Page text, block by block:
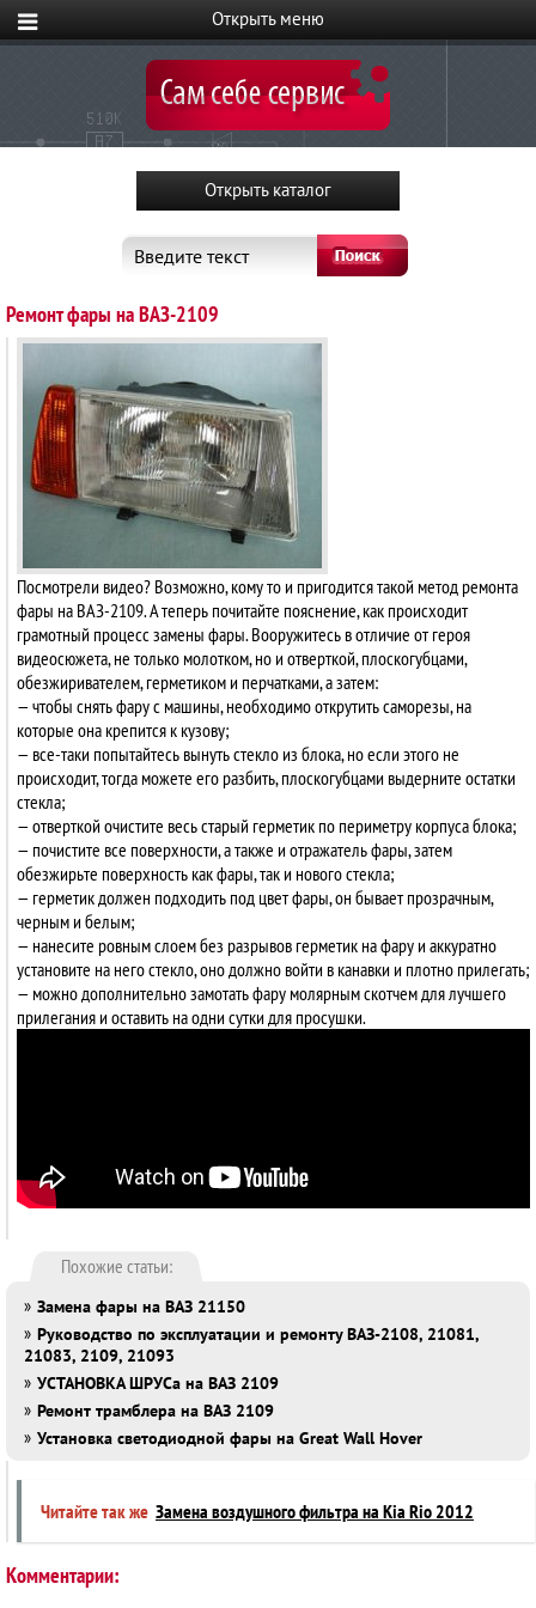
Введите текст
Ремонт фары на ВАЗ-2109
Посмотрели видео? Возможно, кому то и пригодится такой метод ремонта
фары на ВАЗ-2109. А теперь почитайте пояснение, как происходит
грамотный процесс замены фары. Вооружитесь в отличие от героя
видеосюжета, не только молотком, но и отверткой, плоскогубцами,
обезжиривателем, герметиком и перчатками, а затем:
— чтобы снять фару с машины, необходимо открутить саморезы, на
которые она крепится к кузову;
— все-таки попытайтесь вынуть стекло из блока, но если этого не
происходит, тогда можете его разбить, плоскогубцами выдерните остатки
стекла;
— отверткой очистите весь старый герметик по периметру корпуса блока;
— почистите все поверхности, а также и отражатель фары, затем
обезжирьте поверхность как фары, так и нового стекла;
— герметик должен подходить под цвет фары, он бывает прозрачным,
черным и белым;
— нанесите ровным слоем без разрывов герметик на фару и аккуратно
установите на него стекло, оно должно войти в канавки и плотно прилегать;
— можно дополнительно замотать фару молярным скотчем для лучшего
прилегания и оставить на одни сутки для просушки.
Похожие статьи:
» Замена фары на ВАЗ 21150
» Руководство по эксплуатации и ремонту ВАЗ-2108, 21081,
21083, 2109, 21093
» УСТАНОВКА ШРУСа на ВАЗ 2109
» Ремонт трамблера на ВАЗ 2109
» Установка светодиодной фары на Great Wall Hover
Читайте так же Замена воздушного фильтра на Kia Rio 2012
Комментарии: